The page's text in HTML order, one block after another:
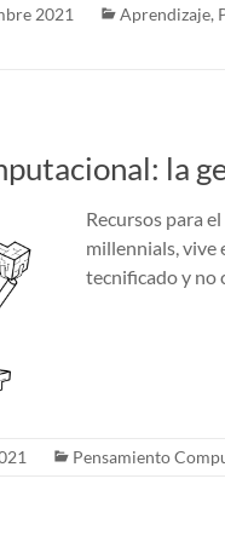
2021 Aprendizaje,
la
Recursos para
millennials, vive
tecnificado y no
Pensamiento